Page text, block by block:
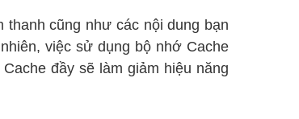
cũng như các nội dung bạn
việc sử dụng bộ nhớ Cache
đầy sẽ làm giảm hiệu năng